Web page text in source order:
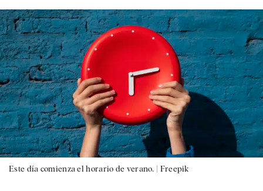
Este día comienza el horario de verano. | Freepik